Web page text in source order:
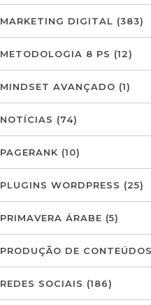
MARKETING DIGITAL (383)
METODOLOGIA 8 PS (12)
MINDSET AVANÇADO (1)
NOTÍCIAS (74)
PAGERANK (10)
PLUGINS WORDPRESS (25)
PRIMAVERA ÁRABE (5)
PRODUÇÃO DE
REDES SOCIAIS (186)